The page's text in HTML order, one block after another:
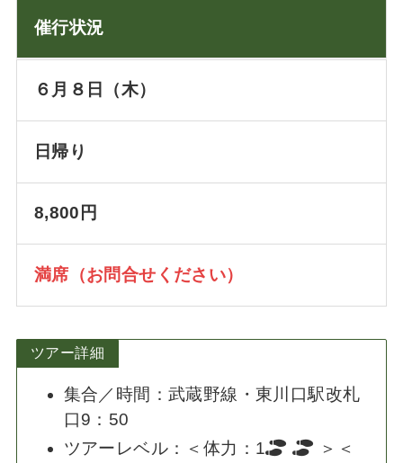
催行状況
６月８日（木）
日帰り
8,800円
満席（お問合せください）
ツアー詳細
集合／時間：武蔵野線・東川口駅改札
口9：50
ツアーレベル：＜体力：1
＞＜